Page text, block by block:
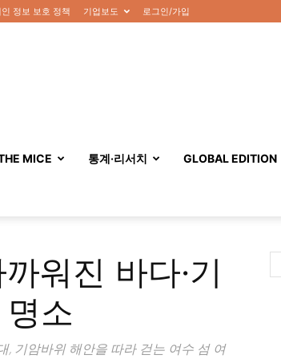
정보 보호 정책 기업보도 로그인/가입
MICE 통계·리서치 GLOBAL EDITION
워진 바다·기
소
, 기암바위 해안을 따라 걷는 여수 섬 여